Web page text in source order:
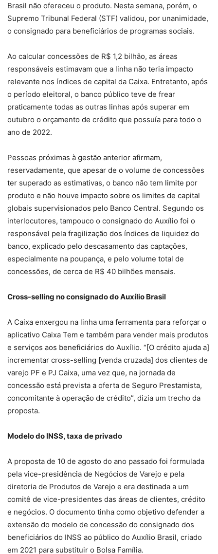
Brasil não ofereceu o produto. Nesta semana, porém, o
Supremo Tribunal Federal (STF) validou, por unanimidade,
o consignado para beneficiários de programas sociais.
Ao calcular concessões de R$ 1,2 bilhão, as áreas
responsáveis estimavam que a linha não teria impacto
relevante nos índices de capital da Caixa. Entretanto, após
o período eleitoral, o banco público teve de frear
praticamente todas as outras linhas após superar em
outubro o orçamento de crédito que possuía para todo o
ano de 2022.
Pessoas próximas à gestão anterior afirmam,
reservadamente, que apesar de o volume de concessões
ter superado as estimativas, o banco não tem limite por
produto e não houve impacto sobre os limites de capital
globais supervisionados pelo Banco Central. Segundo os
interlocutores, tampouco o consignado do Auxílio foi o
responsável pela fragilização dos índices de liquidez do
banco, explicado pelo descasamento das captações,
especialmente na poupança, e pelo volume total de
concessões, de cerca de R$ 40 bilhões mensais.
Cross-selling no consignado do Auxílio Brasil
A Caixa enxergou na linha uma ferramenta para reforçar o
aplicativo Caixa Tem e também para vender mais produtos
e serviços aos beneficiários do Auxílio. “[O crédito ajuda a]
incrementar cross-selling [venda cruzada] dos clientes de
varejo PF e PJ Caixa, uma vez que, na jornada de
concessão está prevista a oferta de Seguro Prestamista,
concomitante à operação de crédito”, dizia um trecho da
proposta.
Modelo do INSS, taxa de privado
A proposta de 10 de agosto do ano passado foi formulada
pela vice-presidência de Negócios de Varejo e pela
diretoria de Produtos de Varejo e era destinada a um
comitê de vice-presidentes das áreas de clientes, crédito
e negócios. O documento tinha como objetivo defender a
extensão do modelo de concessão do consignado dos
beneficiários do INSS ao público do Auxílio Brasil, criado
em 2021 para substituir o Bolsa Família.